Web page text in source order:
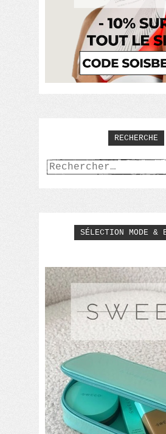
RECHERCHE
Rechercher :
SÉLECTION MODE &